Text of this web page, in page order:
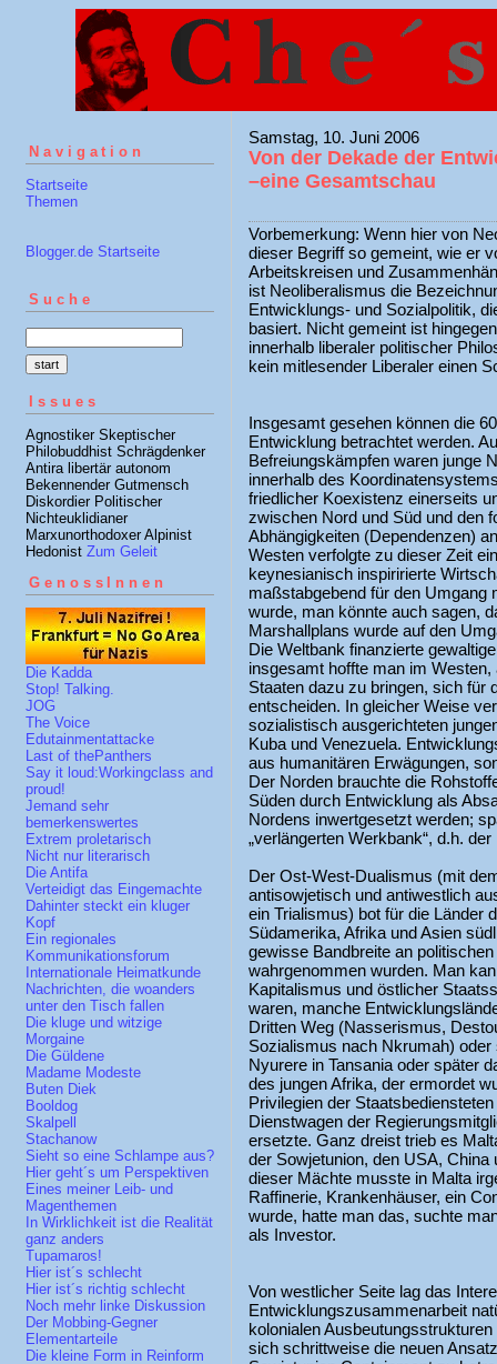
Navigation
Startseite
Themen
Blogger.de Startseite
Suche
Issues
Agnostiker Skeptischer
Philobuddhist Schrägdenker
Antira libertär autonom
Bekennender Gutmensch
Diskordier Politischer
Nichteuklidianer
Marxunorthodoxer Alpinist
Hedonist Zum Geleit
GenossInnen
Die Kadda
Stop! Talking.
JOG
The Voice
Edutainmentattacke
Last of thePanthers
Say it loud:Workingclass and
proud!
Jemand sehr
bemerkenswertes
Extrem proletarisch
Nicht nur literarisch
Die Antifa
Verteidigt das Eingemachte
Dahinter steckt ein kluger
Kopf
Ein regionales
Kommunikationsforum
Internationale Heimatkunde
Nachrichten, die woanders
unter den Tisch fallen
Die kluge und witzige
Morgaine
Die Güldene
Madame Modeste
Buten Diek
Booldog
Skalpell
Stachanow
Sieht so eine Schlampe aus?
Hier geht´s um Perspektiven
Eines meiner Leib- und
Magenthemen
In Wirklichkeit ist die Realität
ganz anders
Tupamaros!
Hier ist´s schlecht
Hier ist´s richtig schlecht
Noch mehr linke Diskussion
Der Mobbing-Gegner
Elementarteile
Die kleine Form in Reinform
Samstag, 10. Juni 2006
Von der Dekade der
–eine Gesamtschau
Vorbemerkung: Wenn hier von
dieser Begriff so gemeint, wie er
Arbeitskreisen und
ist Neoliberalismus die
Entwicklungs- und Sozialpolitik,
basiert. Nicht gemeint ist
innerhalb liberaler politischer
kein mitlesender Liberaler einen
Insgesamt gesehen können die
Entwicklung betrachtet werden.
Befreiungskämpfen waren junge
innerhalb des
friedlicher Koexistenz einerseits
zwischen Nord und Süd und den
Abhängigkeiten (Dependenzen)
Westen verfolgte zu dieser Zeit
keynesianisch inspiririerte
maßstabgebend für den Umgang
wurde, man könnte auch sagen,
Marshallplans wurde auf den
Die Weltbank finanzierte
insgesamt hoffte man im
Staaten dazu zu bringen, sich für
entscheiden. In gleicher Weise
sozialistisch ausgerichteten
Kuba und Venezuela.
aus humanitären Erwägungen,
Der Norden brauchte die
Süden durch Entwicklung als
Nordens inwertgesetzt werden;
„verlängerten Werkbank“, d.h.
Der Ost-West-Dualismus (mit
antisowjetisch und antiwestlich
ein Trialismus) bot für die Länder
Südamerika, Afrika und Asien
gewisse Bandbreite an
wahrgenommen wurden. Man
Kapitalismus und östlicher
waren, manche
Dritten Weg (Nasserismus,
Sozialismus nach Nkrumah)
Nyurere in Tansania oder später
des jungen Afrika, der ermordet
Privilegien der
Dienstwagen der
ersetzte. Ganz dreist trieb es
der Sowjetunion, den USA,
dieser Mächte musste in Malta
Raffinerie, Krankenhäuser, ein
wurde, hatte man das, suchte
als Investor.
Von westlicher Seite lag das
Entwicklungszusammenarbeit
kolonialen
sich schrittweise die neuen